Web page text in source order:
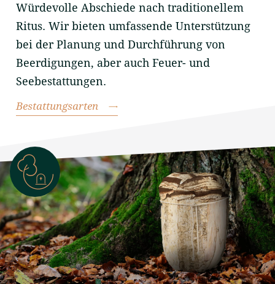
Würdevolle Abschiede nach traditionellem
Ritus. Wir bieten umfassende Unterstützung
bei der Planung und Durchführung von
Beerdigungen, aber auch Feuer- und
Seebestattungen.
Bestattungsarten